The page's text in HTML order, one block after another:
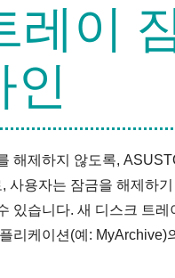
레이
인
해제하지 않도록,
용자는 잠금을 해제하
있습니다. 새 디스크 트
리케이션(예: MyArchive)